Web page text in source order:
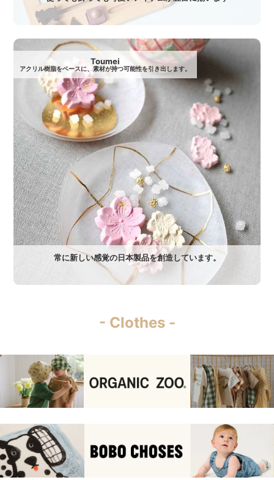
Toumei
アクリル樹脂をベースに、素材が持つ可能性を引き出します。
常に新しい感覚の日本製品を創造しています。
- Clothes -